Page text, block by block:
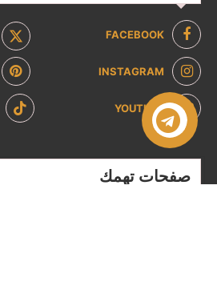
FACEBOOK
INSTAGRAM
YOUTUBE
صفحات تهمك